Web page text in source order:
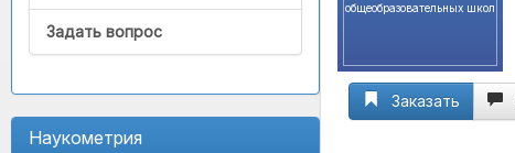
Задать вопрос
Наукометрия
общеобразовательных школ
Заказать